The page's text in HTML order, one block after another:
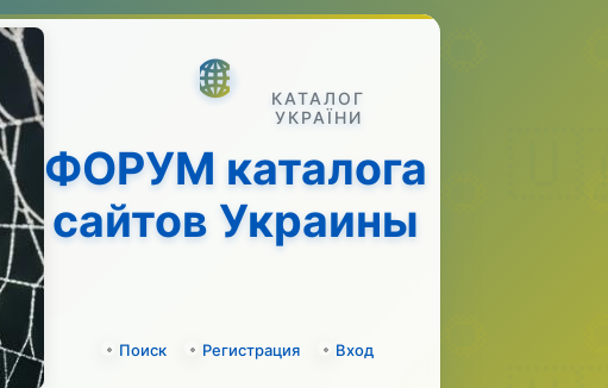
ФОРУМ каталога
сайтов Украины
Поиск Регистрация Вход